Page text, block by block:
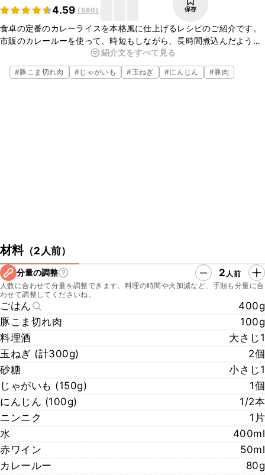
4.59 ( 590) 保存
食卓の定番のカレーライスを本格風に仕上げるレシピのご紹介です。
市販のカレールーを使って、時短もしながら、長時間煮込んだような
本格的なカレーをお作りいただけますよ。玉ねぎにひと手間加え、あ
め色玉ねぎにしてから使用することで簡単にコクのあるカレーに仕上
がります。ぜひ、お試しください。
紹介文をすべて見る
#豚こま切れ肉 #じゃがいも #玉ねぎ #にんじん #豚肉
材料（2人前）
分量の調整 2 人前
人数に合わせて分量を調整できます。料理の時間や火加減など、手順も分量に合
わせて調整してくださいね。
ごはん
400g
豚こま切れ肉
100g
料理酒
大さじ1
玉ねぎ (計300g)
2個
砂糖
小さじ1
じゃがいも (150g)
1個
にんじん (100g)
1/2本
ニンニク
1片
水
400ml
赤ワイン
50ml
カレールー
80g